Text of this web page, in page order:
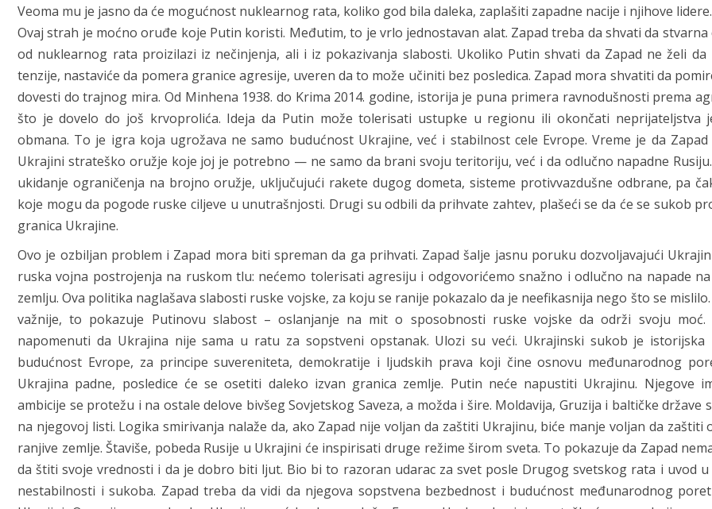
Veoma mu je jasno da će mogućnost nuklearnog rata, koliko god bila daleka, zaplašiti zapadne nacije i njihove lidere.
Ovaj strah je moćno oruđe koje Putin koristi. Međutim, to je vrlo jednostavan alat. Zapad treba da shvati da
od nuklearnog rata proizilazi iz nečinjenja, ali i iz pokazivanja slabosti. Ukoliko Putin shvati da Zapad ne želi da
tenzije, nastaviće da pomera granice agresije, uveren da to može učiniti bez posledica. Zapad mora shvatiti da
dovesti do trajnog mira. Od Minhena 1938. do Krima 2014. godine, istorija je puna primera ravnodušnosti prema
što je dovelo do još krvoprolića. Ideja da Putin može tolerisati ustupke u regionu ili okončati neprijateljstva
obmana. To je igra koja ugrožava ne samo budućnost Ukrajine, već i stabilnost cele Evrope. Vreme je da Zapad
Ukrajini strateško oružje koje joj je potrebno — ne samo da brani svoju teritoriju, već i da odlučno napadne
ukidanje ograničenja na brojno oružje, uključujući rakete dugog dometa, sisteme protivvazdušne odbrane, pa
koje mogu da pogode ruske ciljeve u unutrašnjosti. Drugi su odbili da prihvate zahtev, plašeći se da će se sukob
granica Ukrajine.
Ovo je ozbiljan problem i Zapad mora biti spreman da ga prihvati. Zapad šalje jasnu poruku dozvoljavajući
ruska vojna postrojenja na ruskom tlu: nećemo tolerisati agresiju i odgovorićemo snažno i odlučno na napade
zemlju. Ova politika naglašava slabosti ruske vojske, za koju se ranije pokazalo da je neefikasnija nego što se
važnije, to pokazuje Putinovu slabost – oslanjanje na mit o sposobnosti ruske vojske da održi svoju moć.
napomenuti da Ukrajina nije sama u ratu za sopstveni opstanak. Ulozi su veći. Ukrajinski sukob je istorijska
budućnost Evrope, za principe suvereniteta, demokratije i ljudskih prava koji čine osnovu međunarodnog
Ukrajina padne, posledice će se osetiti daleko izvan granica zemlje. Putin neće napustiti Ukrajinu. Njegove
ambicije se protežu i na ostale delove bivšeg Sovjetskog Saveza, a možda i šire. Moldavija, Gruzija i baltičke države
na njegovoj listi. Logika smirivanja nalaže da, ako Zapad nije voljan da zaštiti Ukrajinu, biće manje voljan da zaštiti
ranjive zemlje. Štaviše, pobeda Rusije u Ukrajini će inspirisati druge režime širom sveta. To pokazuje da Zapad
da štiti svoje vrednosti i da je dobro biti ljut. Bio bi to razoran udarac za svet posle Drugog svetskog rata i uvod
nestabilnosti i sukoba. Zapad treba da vidi da njegova sopstvena bezbednost i budućnost međunarodnog